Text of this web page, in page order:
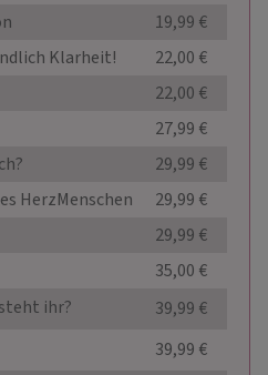
19,99 €
Klarheit!
22,00 €
22,00 €
27,99 €
29,99 €
HerzMenschen
29,99 €
29,99 €
35,00 €
ihr?
39,99 €
39,99 €